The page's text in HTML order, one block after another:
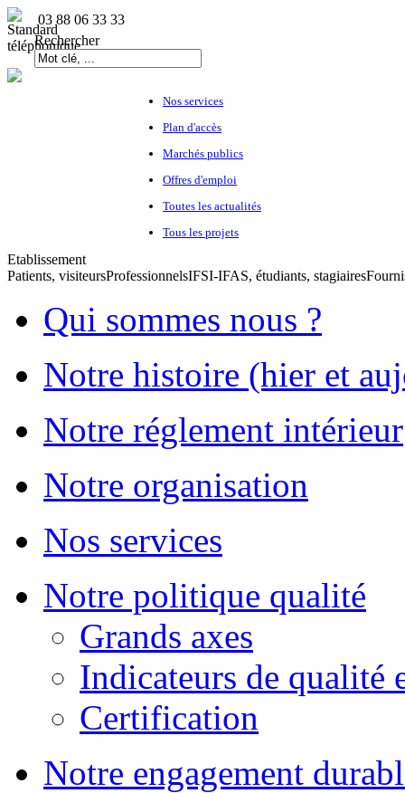
03 88 06 33 33
Rechercher
Nos services
Plan d'accès
Marchés publics
Offres d'emploi
Toutes les actualités
Tous les projets
Etablissement
Patients, visiteursProfessionnelsIFSI-IFAS, étudiants, stagiaires
Qui sommes nous ?
Notre histoire (hier et
Notre réglement intérieur
Notre organisation
Nos services
Notre politique qualité
Grands axes
Indicateurs de qualité
Certification
Notre engagement